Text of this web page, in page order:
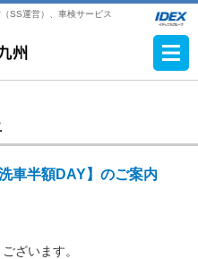
SS運営）、車検サービス
車半額DAY】のご案内
ざいます。